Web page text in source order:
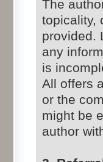
The
topicality,
provided.
any
is
All offers
or the
might be
author